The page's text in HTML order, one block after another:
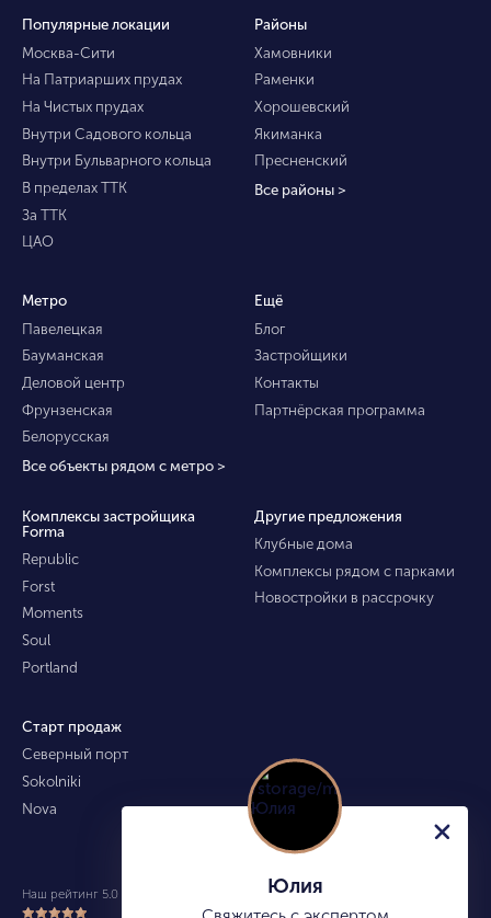
Популярные локации
Москва-Сити
На Патриарших прудах
На Чистых прудах
Внутри Садового кольца
Внутри Бульварного кольца
В пределах ТТК
За ТТК
ЦАО
Районы
Хамовники
Раменки
Хорошевский
Якиманка
Пресненский
Все районы >
Метро
Павелецкая
Бауманская
Деловой центр
Фрунзенская
Белорусская
Все объекты рядом с метро >
Ещё
Блог
Застройщики
Контакты
Партнёрская программа
Комплексы застройщика
Forma
Republic
Forst
Moments
Soul
Portland
Другие предложения
Клубные дома
Комплексы рядом с парками
Новостройки в рассрочку
Старт продаж
Северный порт
Sokolniki
Nova
Наш рейтинг 5.0 из 5 (490) Юлия